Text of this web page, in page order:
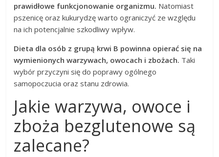
prawidłowe funkcjonowanie organizmu. Natomiast
pszenicę oraz kukurydzę warto ograniczyć ze względu
na ich potencjalnie szkodliwy wpływ.
Dieta dla osób z grupą krwi B powinna opierać się na
wymienionych warzywach, owocach i zbożach. Taki
wybór przyczyni się do poprawy ogólnego
samopoczucia oraz stanu zdrowia.
Jakie warzywa, owoce i
zboża bezglutenowe są
zalecane?